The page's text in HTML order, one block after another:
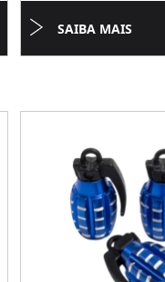
SAIBA MAIS